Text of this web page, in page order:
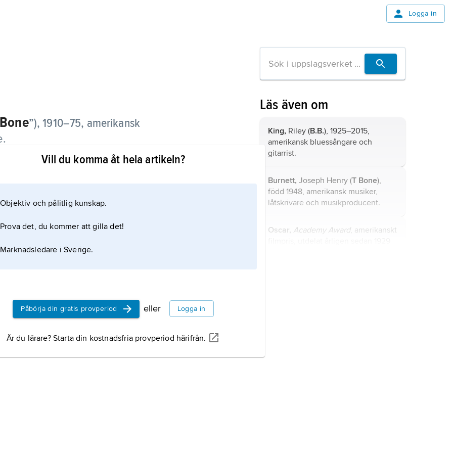
Logga in
”),1910–75, amerikansk
fick sitt genombrott på 1940-talet med
It Stormy Monday” och ”T-Bone Shuffle”
Vill du komma åt hela artikeln?
Objektiv och pålitlig kunskap.
Prova det, du kommer att gilla det!
Marknadsledare i Sverige.
Påbörja din gratis provperiod eller Logga in
Är du lärare? Starta din kostnadsfria provperiod härifrån.
Läs även om
King, Riley (B.B.), 1925–2015,
amerikansk bluessångare och
gitarrist.
Burnett, Joseph Henry (T Bone),
född 1948, amerikansk musiker,
låtskrivare och musikproducent.
Oscar, Academy Award, amerikanskt